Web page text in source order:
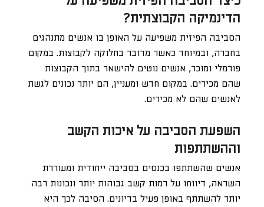
הדינמיקה הקבוצתית?
הסביבה הפיזית משפיעה על האופן בו אנשים מתנהגים
בחברה, ובמיוחד כאשר מדובר בחלוקה לקבוצות. במקום
פורמלי ומוכר, אנשים נוטים להישאר בתוך הקבוצות
שהם מכירים. במקום חדש ומעניין, הם יותר נכונים לגשת
לאנשים שהם לא מכירים.
השפעת הסביבה על איכות הקשב
וההשתתפות
אנשים שהשתתפו בכנסים בסביבה ייחודית ומעוררת
השראה, דיווחו על רמות קשב גבוהות יותר ונכונות רבה
יותר להשתתף באופן פעיל בדיונים. הסיבה לכך היא